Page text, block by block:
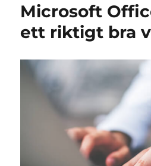
Microsoft
ett riktigt bra